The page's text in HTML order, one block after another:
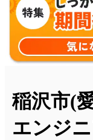
稲沢市(
エンジ